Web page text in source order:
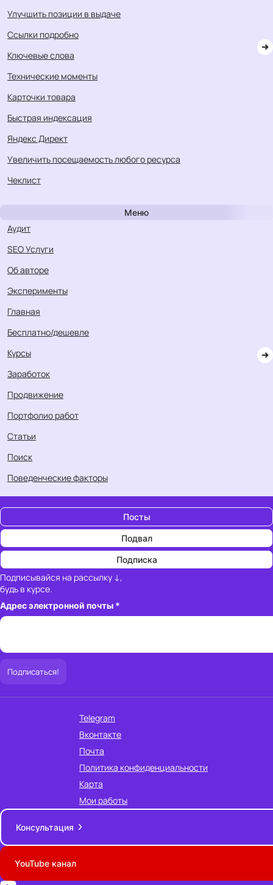
улучшить позиции в выдаче
ссылки подробно
ключевые слова
технические моменты
карточки товара
быстрая индексация
Яндекс Директ
увеличить посещаемость любого ресурса
Чеклист
Меню
Аудит
SEO Услуги
Об авторе
Эксперименты
Главная
Бесплатно/дешевле
Курсы
Заработок
Продвижение
Портфолио работ
Статьи
Поиск
Поведенческие факторы
Посты
Подвал
Подписка
Подписывайся на рассылку ↓,
будь в курсе.
Адрес электронной почты *
Telegram
Вконтакте
Почта
Политика конфиденциальности
Карта
Мои работы
Консультация
YouTube канал